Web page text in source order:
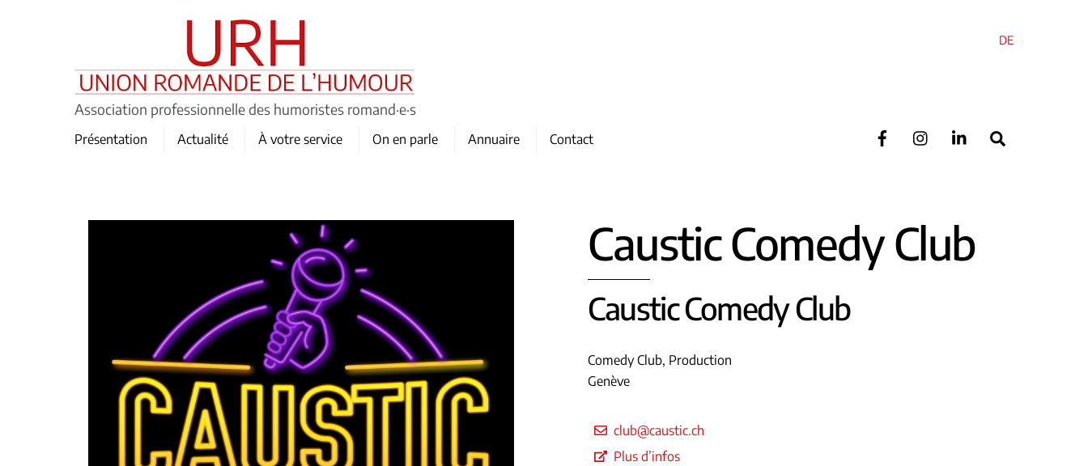
Association professionnelle des humoristes romand·e·s
Présentation Actualité À votre service On en parle Annuaire Contact
DE
Caustic Comedy Club
Caustic Comedy Club
Comedy Club, Production
Genève
club@caustic.ch
Plus d’infos